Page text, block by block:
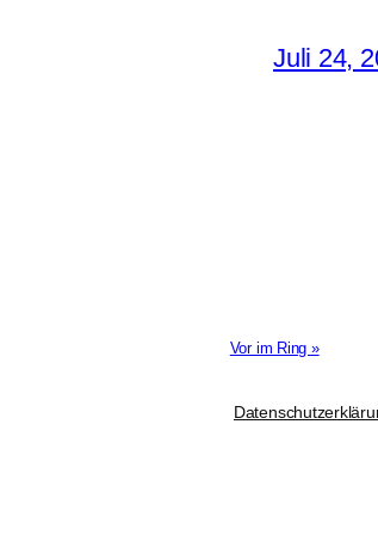
Juli 24,
Vor im Ring »